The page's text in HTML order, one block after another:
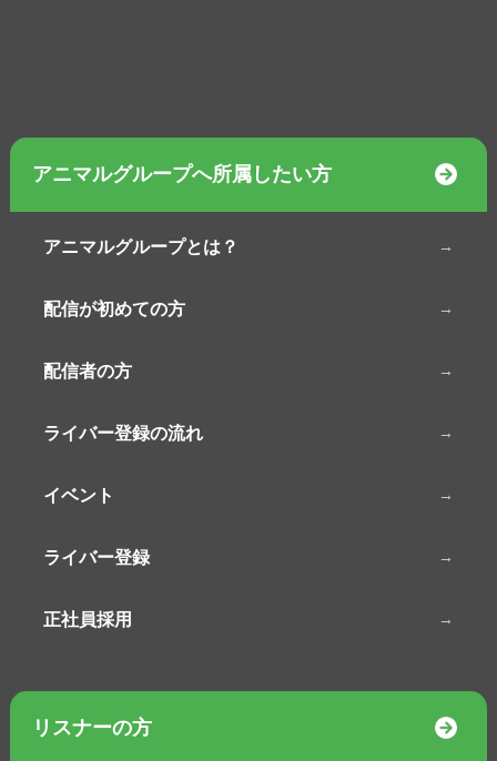
アニマルグループへ所属したい方
アニマルグループとは？
配信が初めての方
配信者の方
ライバー登録の流れ
イベント
ライバー登録
正社員採用
リスナーの方